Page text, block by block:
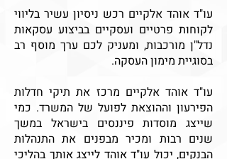
עו"ד אוהד אלקיים רכש ניסיון עשיר בליווי
לקוחות פרטיים ועסקיים בביצוע עסקאות
נדל"ן מורכבות, ומעניק לכם ערך מוסף רב
בסוגיית מימון העסקה.
עו"ד אוהד אלקיים מרכז את תיקי חדלות
הפירעון וההוצאת לפועל של המשרד. כמי
שייצג מוסדות פיננסים בישראל במשך
שנים רבות ומכיר מבפנים את התנהלות
הבנקים, יכול עו"ד אוהד לייצג אותך בהליכי